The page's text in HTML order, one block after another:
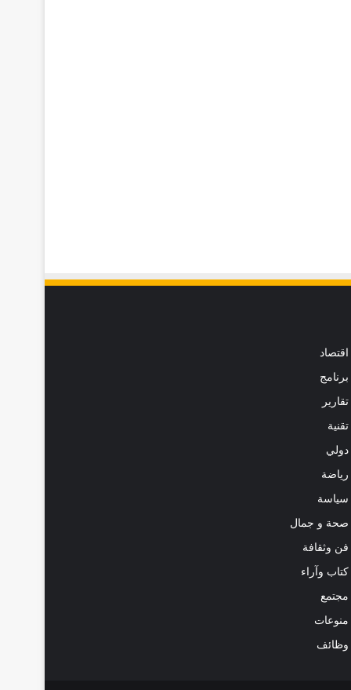
اقتصاد
برنامج
تقارير
تقنية
دولي
رياضة
سياسة
صحة و جمال
فن وثقافة
كتاب وآراء
مجتمع
منوعات
وظائف